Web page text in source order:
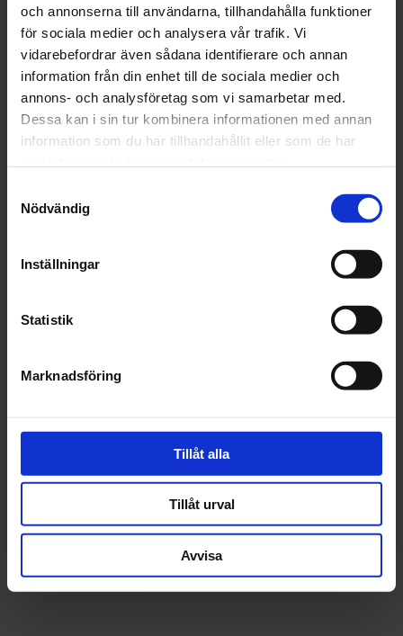
och annonserna till användarna, tillhandahålla funktioner
för sociala medier och analysera vår trafik. Vi
vidarebefordrar även sådana identifierare och annan
information från din enhet till de sociala medier och
annons- och analysföretag som vi samarbetar med.
Dessa kan i sin tur kombinera informationen med annan
information som du har tillhandahållit eller som de har
Nödvändig
Inställningar
Statistik
Marknadsföring
Tillåt alla
Tillåt urval
Avvisa
Artikelnr: CS124124
Finns i lager
Inkl. moms: 92 kr
Lägg i varukorgen
Beskrivning